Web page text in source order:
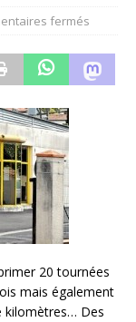
fermés
20 tournées
mais également
kilomètres… Des